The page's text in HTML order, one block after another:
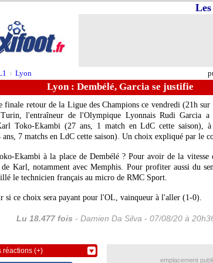
> Lyon
Lyon : Dembélé, Garcia se justifie
finale retour de la Ligue des Champions ce vendredi (21h
l'entraîneur de l'Olympique Lyonnais Rudi Garcia a
Toko-Ekambi(27 ans, 1 match en LdC cette saison), à
ans, 7 matchs en LdC cette saison). Un choix expliqué par le
Ekambi à la place de Dembélé ? Pour avoir de la vitesse
Karl, notamment avec Memphis. Pour profiter aussi du
le technicien français au micro de RMC Sport.
si ce choix sera payant pour l'OL, vainqueur à l'aller (1-0).
Lu 18.477 fois - Damien Da Silva - 07/08/20 à
réactions (+)
emplacement